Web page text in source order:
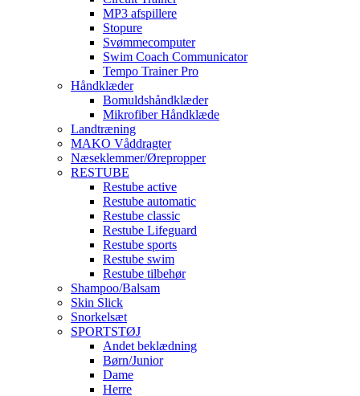
MP3 afspillere
Stopure
Svømmecomputer
Swim Coach Communicator
Tempo Trainer Pro
Håndklæder
Bomuldshåndklæder
Mikrofiber Håndklæde
Landtræning
MAKO Våddragter
Næseklemmer/Ørepropper
RESTUBE
Restube active
Restube automatic
Restube classic
Restube Lifeguard
Restube sports
Restube swim
Restube tilbehør
Shampoo/Balsam
Skin Slick
Snorkelsæt
SPORTSTØJ
Andet beklædning
Børn/Junior
Dame
Herre